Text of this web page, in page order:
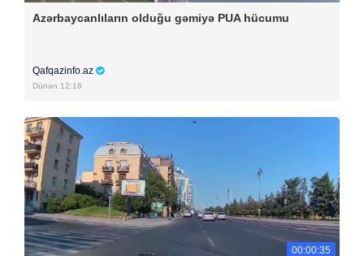
Azərbaycanlıların olduğu gəmiyə PUA hücumu
Qafqazinfo.az
Dünən 12:18
00:00:35